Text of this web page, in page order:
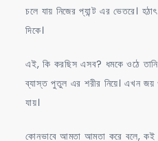
চলে যায় নিজের প্যান্ট এর ভেতরে।
দিকে।
এই, কি করছিস এসব? ধমকে ওঠে
ব্যাস্ত পুতুল এর শরীর নিয়ে। এখন
যায়।
কোনভাবে আমতা আমতা করে বলে, কই